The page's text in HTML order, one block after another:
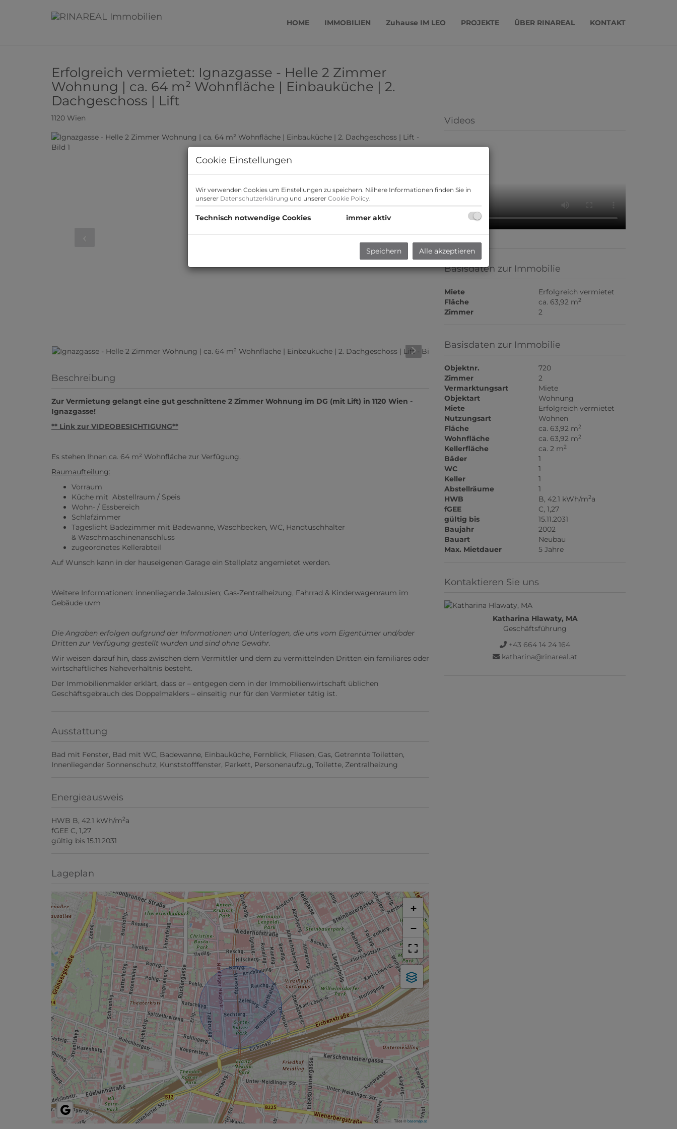
HOME IMMOBILIEN Zuhause IM LEO PROJEKTE ÜBER RINAREAL KONTAKT
Erfolgreich vermietet: Ignazgasse - Helle 2 Zimmer
Wohnung | ca. 64 m² Wohnfläche | Einbauküche | 2.
Dachgeschoss | Lift
1120 Wien
Beschreibung
Zur Vermietung gelangt eine gut geschnittene 2 Zimmer Wohnung im DG (mit Lift) in 1120 Wien -
Ignazgasse!
** Link zur VIDEOBESICHTIGUNG**
Es stehen Ihnen ca. 64 m² Wohnfläche zur Verfügung.
Raumaufteilung:
Vorraum
Küche mit Abstellraum / Speis
Wohn- / Essbereich
Schlafzimmer
Tageslicht Badezimmer mit Badewanne, Waschbecken, WC, Handtuschhalter
& Waschmaschinenanschluss
zugeordnetes Kellerabteil
Auf Wunsch kann in der hauseigenen Garage ein Stellplatz angemietet werden.
Weitere Informationen: innenliegende Jalousien; Gas-Zentralheizung, Fahrrad & Kinderwagenraum im
Gebäude uvm
Die Angaben erfolgen aufgrund der Informationen und Unterlagen, die uns vom Eigentümer und/oder
Dritten zur Verfügung gestellt wurden und sind ohne Gewähr.
Wir weisen darauf hin, dass zwischen dem Vermittler und dem zu vermittelnden Dritten ein familiäres oder
wirtschaftliches Naheverhältnis besteht.
Der Immobilienmakler erklärt, dass er – entgegen dem in der Immobilienwirtschaft üblichen
Geschäftsgebrauch des Doppelmaklers – einseitig nur für den Vermieter tätig ist.
Ausstattung
Bad mit Fenster Bad mit WC Badewanne Einbauküche Fernblick Fliesen Gas Getrennte Toiletten
Innenliegender Sonnenschutz Kunststofffenster Parkett Personenaufzug Toilette Zentralheizung
Energieausweis
HWB B, 42.1 kWh/m2a
fGEE C, 1,27
gültig bis 15.11.2031
Lageplan
+
−
Tiles ©basemap.at
Videos
Basisdaten zur Immobilie
Miete
Erfolgreich vermietet
Fläche
ca. 63,92 m2
Zimmer 2
Basisdaten zur Immobilie
Objektnr.
720
Zimmer
2
Vermarktungsart
Miete
Objektart
Wohnung
Miete
Erfolgreich vermietet
Nutzungsart
Wohnen
Fläche
ca. 63,92 m2
Wohnfläche ca. 63,92 m2
Kellerfläche ca. 2 m2
Bäder
1
WC
1
Keller
1
Abstellräume
1
HWB
B, 42.1 kWh/m2a
fGEE
C, 1,27
gültig bis
15.11.2031
Baujahr
2002
Bauart
Neubau
Max. Mietdauer
5 Jahre
Kontaktieren Sie uns
Katharina Hlawaty, MA
Geschäftsführung
+43 664 14 24 164
katharina@rinareal.at
Cookie Einstellungen
Wir verwenden Cookies um Einstellungen zu speichern. Nähere Informationen finden Sie in
unserer Datenschutzerklärung und unserer Cookie Policy.
Technisch notwendige Cookies immer aktiv
Speichern Alle akzeptieren